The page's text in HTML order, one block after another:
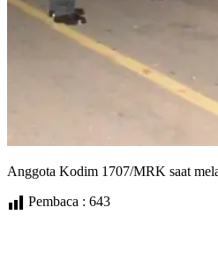
Anggota Kodim 1707/MRK saat
Pembaca : 643